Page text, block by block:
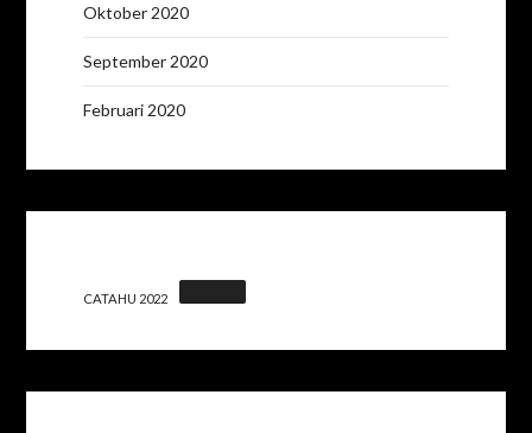
Oktober 2020
September 2020
Februari 2020
CATAHU 2022